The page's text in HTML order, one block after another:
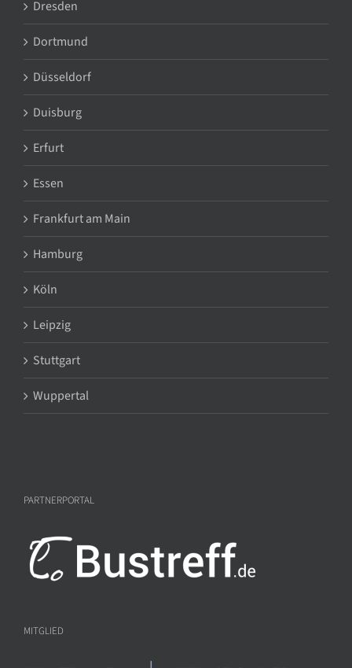
Dresden
Dortmund
Düsseldorf
Duisburg
Erfurt
Essen
Frankfurt am Main
Hamburg
Köln
Leipzig
Stuttgart
Wuppertal
PARTNERPORTAL
MITGLIED